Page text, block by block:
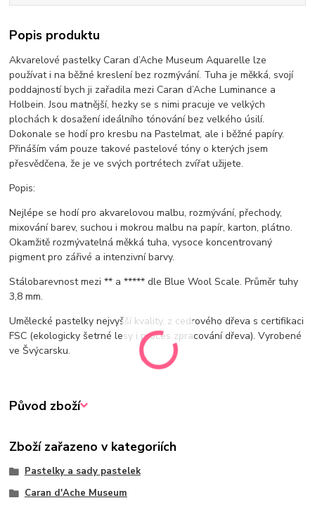
Popis produktu
Akvarelové pastelky Caran d’Ache Museum Aquarelle lze
používat i na běžné kreslení bez rozmývání. Tuha je měkká, svojí
poddajností bych ji zařadila mezi Caran d’Ache Luminance a
Holbein. Jsou matnější, hezky se s nimi pracuje ve velkých
plochách k dosažení ideálního tónování bez velkého úsilí.
Dokonale se hodí pro kresbu na Pastelmat, ale i běžné papíry.
Přináším vám pouze takové pastelové tóny o kterých jsem
přesvědčena, že je ve svých portrétech zvířat užijete.
Popis:
Nejlépe se hodí pro akvarelovou malbu, rozmývání, přechody,
mixování barev, suchou i mokrou malbu na papír, karton, plátno.
Okamžitě rozmývatelná měkká tuha, vysoce koncentrovaný
pigment pro zářivé a intenzivní barvy.
Stálobarevnost mezi ** a ***** dle Blue Wool Scale. Průměr tuhy
3,8 mm.
Umělecké pastelky nejvyšší kvality, z cedrového dřeva s certifikaci
FSC (ekologicky šetrné lesy i proces zpracování dřeva). Vyrobené
ve Švýcarsku.
Původ zboží
Zboží zařazeno v kategoriích
Pastelky a sady pastelek
Caran d'Ache Museum